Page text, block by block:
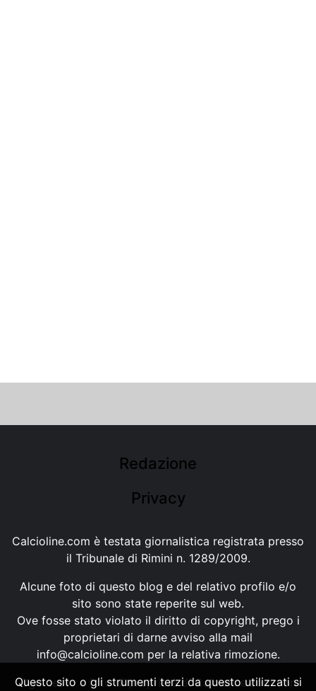
Redazione
Privacy
Calcioline.com è testata giornalistica registrata presso
il Tribunale di Rimini n. 1289/2009.
Alcune foto di questo blog e del relativo profilo e/o
sito sono state reperite sul web.
Ove fosse stato violato il diritto di copyright, prego i
proprietari di darne avviso alla mail
info@calcioline.com per la relativa rimozione.
Ogni testo e foto di proprietà di Calcioline.com non
Questo sito o gli strumenti terzi da questo utilizzati si